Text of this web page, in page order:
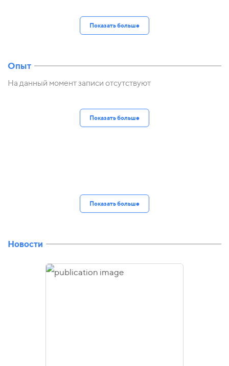
Показать больше
Опыт
На данный момент записи отсутствуют
Показать больше
Показать больше
Новости